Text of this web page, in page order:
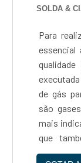
SOLDA &
Para
essencial
de gás
são
mais
que
Dióxido